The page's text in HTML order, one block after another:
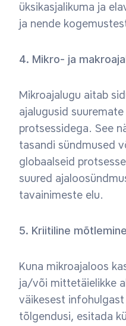
üksikasjalikuma ja
ja nende
4. Mikro- ja
Mikroajalugu aitab
ajalugusid
protsessidega. See
tasandi sündmused
globaalseid
suured
tavainimeste elu.
5. Kriitiline mõtlemine
Kuna mikroajaloos
ja/või mittetäielikke
väikesest
tõlgendusi, esitada